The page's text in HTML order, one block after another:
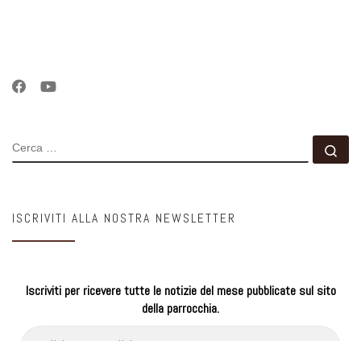
CERCA
ISCRIVITI ALLA NOSTRA NEWSLETTER
Iscriviti per ricevere tutte le notizie del mese pubblicate sul sito
della parrocchia.